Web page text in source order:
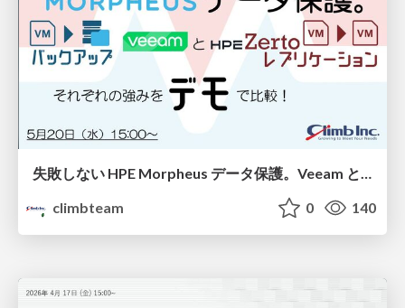
失敗しない HPE Morpheus データ保護。Veeam と HPE Zerto、それぞれの強みをデモで比較！
climbteam
0 140